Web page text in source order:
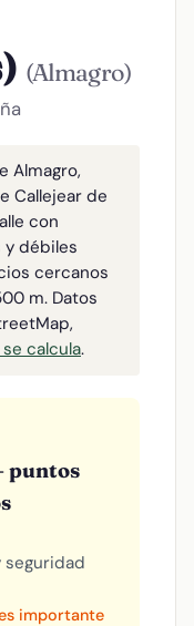
(Almagro)
Almagro,
Callejear de
con
débiles
cercanos
m. Datos
calcula.
puntos
seguridad
importante